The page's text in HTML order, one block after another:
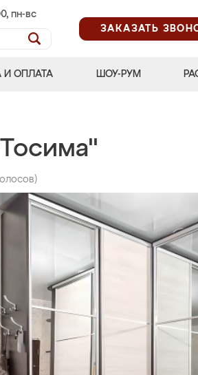
пн-вс
ЗАКАЗАТЬ
И ОПЛАТА ШОУ-РУМ